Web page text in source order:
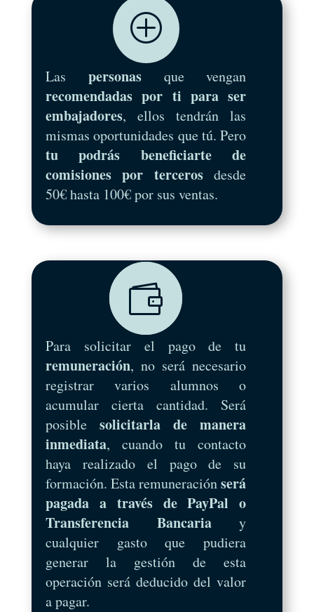
P
Las personas que vengan
recomendadas por ti para ser
embajadores, ellos tendrán las
mismas oportunidades que tú. Pero
tu podrás beneficiarte de
comisiones por tercerosdesde
50€ hasta 100€ por sus ventas.

Para solicitar el pago de tu
remuneración, no será necesario
registrar varios alumnos o
acumular cierta cantidad. Será
posible solicitarla de manera
inmediata, cuando tu contacto
haya realizado el pago de su
formación. Esta remuneraciónserá
pagada a través de PayPal o
Transferencia Bancariay
cualquier gasto que pudiera
generar la gestión de esta
operación será deducido del valor
a pagar.